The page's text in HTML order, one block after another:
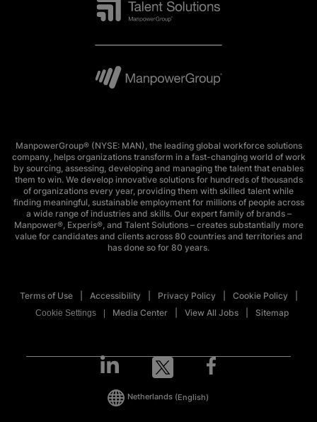
ManpowerGroup® (NYSE: MAN), the leading global workforce solutions
company, helps organizations transform in a fast-changing world of work
by sourcing, assessing, developing and managing the talent that enables
them to win. We develop innovative solutions for hundreds of thousands
of organizations every year, providing them with skilled talent while
finding meaningful, sustainable employment for millions of people across
a wide range of industries and skills. Our expert family of brands –
Manpower®, Experis®, and Talent Solutions – creates substantially more
value for candidates and clients across 80 countries and territories and
has done so for 80 years.
Terms of Use Accessibility Privacy Policy Cookie Policy
Cookie Settings Media Center View All Jobs Sitemap
Netherlands (English)